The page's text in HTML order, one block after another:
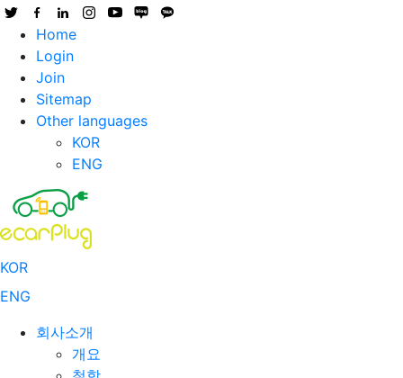
Home
Login
Join
Sitemap
Other languages
KOR
ENG
KOR
ENG
회사소개
개요